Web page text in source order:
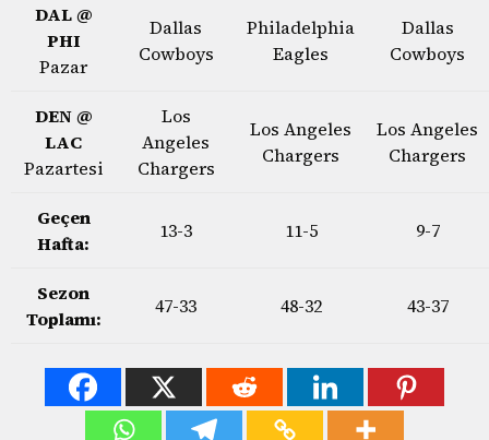
DAL @
PHI
Pazar
Dallas
Cowboys
Philadelphia
Eagles
Dallas
Cowboys
DEN @
LAC
Pazartesi
Los
Angeles
Chargers
Los Angeles
Chargers
Los Angeles
Chargers
Geçen
Hafta:
13-3 11-5 9-7
Sezon
Toplamı:
47-33 48-32 43-37